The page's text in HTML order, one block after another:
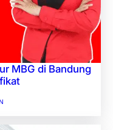
MBG di Bandung